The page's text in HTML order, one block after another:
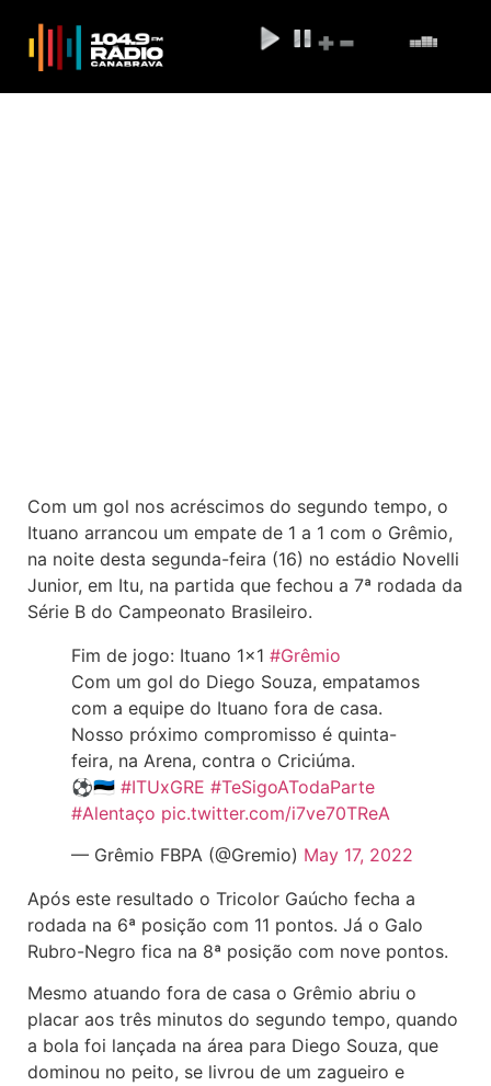
Com um gol nos acréscimos do segundo tempo, o
Ituano arrancou um empate de 1 a 1 com o Grêmio,
na noite desta segunda-feira (16) no estádio Novelli
Junior, em Itu, na partida que fechou a 7ª rodada da
Série B do Campeonato Brasileiro.
Fim de jogo: Ituano 1×1 #Grêmio
Com um gol do Diego Souza, empatamos
com a equipe do Ituano fora de casa.
Nosso próximo compromisso é quinta-
feira, na Arena, contra o Criciúma.
⚽🇪🇪 #ITUxGRE #TeSigoATodaParte
#Alentaço pic.twitter.com/i7ve70TReA
— Grêmio FBPA (@Gremio) May 17, 2022
Após este resultado o Tricolor Gaúcho fecha a
rodada na 6ª posição com 11 pontos. Já o Galo
Rubro-Negro fica na 8ª posição com nove pontos.
Mesmo atuando fora de casa o Grêmio abriu o
placar aos três minutos do segundo tempo, quando
a bola foi lançada na área para Diego Souza, que
dominou no peito, se livrou de um zagueiro e